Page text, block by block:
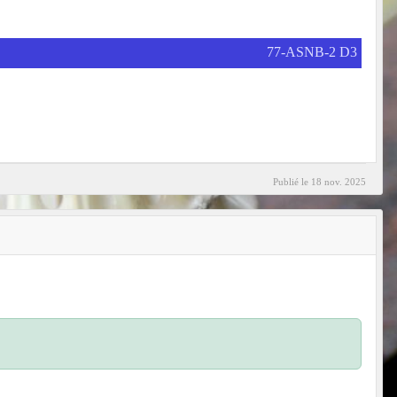
77-ASNB-2 D3
Publié le 18 nov. 2025